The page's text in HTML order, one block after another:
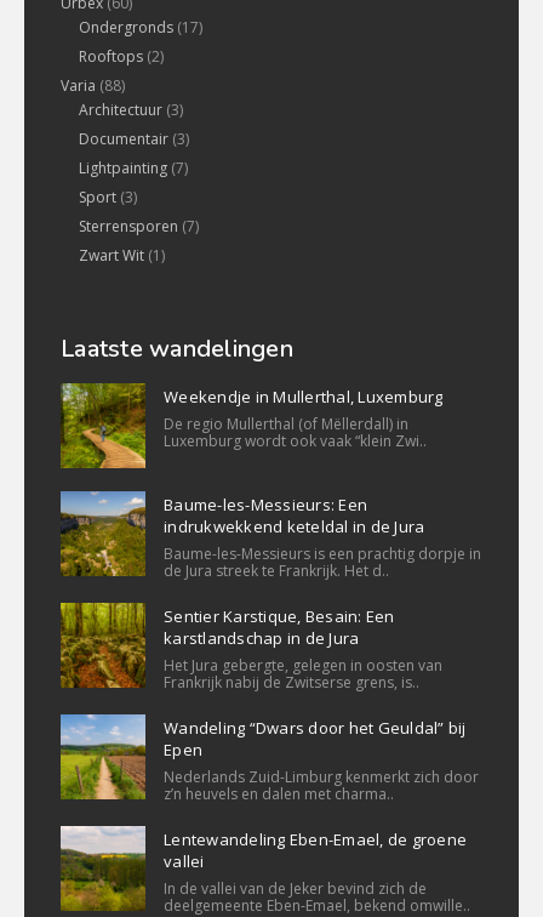
Ondergronds (17)
Rooftops (2)
Varia (88)
Architectuur (3)
Documentair (3)
Lightpainting (7)
Sport (3)
Sterrensporen (7)
Zwart Wit (1)
Laatste wandelingen
Weekendje in Mullerthal, Luxemburg
De regio Mullerthal (of Mëllerdall) in
Luxemburg wordt ook vaak “klein Zwi..
Baume-les-Messieurs: Een
indrukwekkend keteldal in de Jura
Baume-les-Messieurs is een prachtig dorpje in
de Jura streek te Frankrijk. Het d..
Sentier Karstique, Besain: Een
karstlandschap in de Jura
Het Jura gebergte, gelegen in oosten van
Frankrijk nabij de Zwitserse grens, is..
Wandeling “Dwars door het Geuldal” bij
Epen
Nederlands Zuid-Limburg kenmerkt zich door
z’n heuvels en dalen met charma..
Lentewandeling Eben-Emael, de groene
vallei
In de vallei van de Jeker bevind zich de
deelgemeente Eben-Emael, bekend omwille..